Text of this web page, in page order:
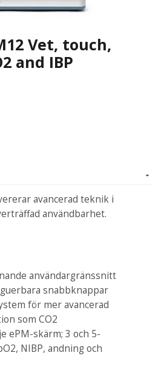
Vet, touch,
and IBP
avancerad teknik i
användbarhet.
användargränssnitt
snabbknappar
för mer avancerad
som CO2
ePM-skärm; 3 och 5-
NIBP, andning och